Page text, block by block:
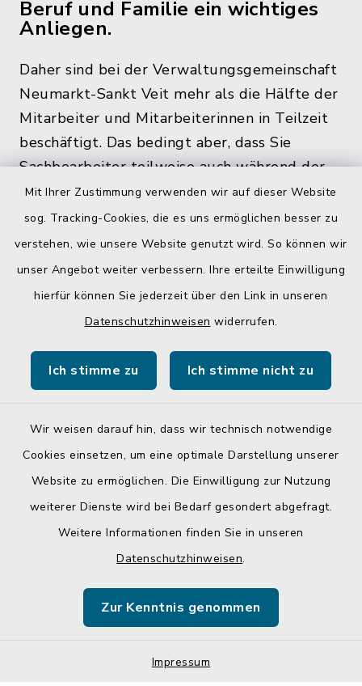
Mit Ihrer Zustimmung verwenden wir auf dieser Website
sog. Tracking-Cookies, die es uns ermöglichen besser zu
verstehen, wie unsere Website genutzt wird. So können wir
unser Angebot weiter verbessern. Ihre erteilte Einwilligung
hierfür können Sie jederzeit über den Link in unseren
Datenschutzhinweisen widerrufen.
Ich stimme zu Ich stimme nicht zu
Wir weisen darauf hin, dass wir technisch notwendige
Cookies einsetzen, um eine optimale Darstellung unserer
Website zu ermöglichen. Die Einwilligung zur Nutzung
weiterer Dienste wird bei Bedarf gesondert abgefragt.
Weitere Informationen finden Sie in unseren
Datenschutzhinweisen.
Zur Kenntnis genommen
Impressum
Beruf und Familie ein wichtiges
Anliegen.
Daher sind bei der Verwaltungsgemeinschaft
Neumarkt-Sankt Veit mehr als die Hälfte der
Mitarbeiter und Mitarbeiterinnen in Teilzeit
beschäftigt. Das bedingt aber, dass Sie
Sachbearbeiter teilweise auch während der
üblichen Bürozeiten und zu den
Öffnungszeiten, nicht im Rathaus antreffen.
Quicklinks
Landratsamt Mühldorf a. Inn
Barrierefreiheit
Sitemap